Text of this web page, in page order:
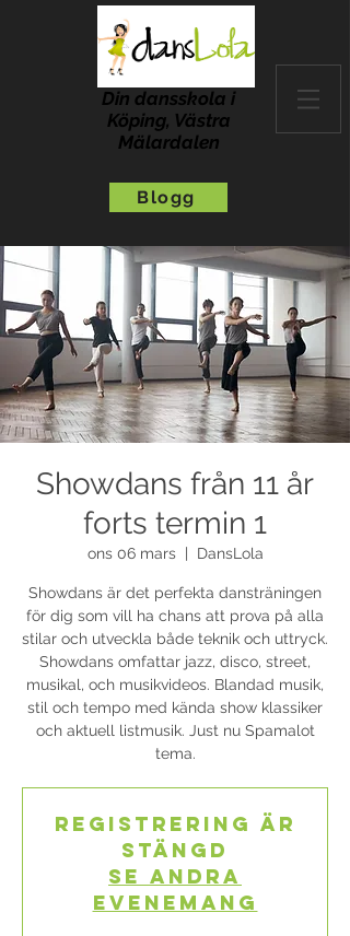
Din dansskola i
Köping, Västra
Mälardalen
Blogg
Showdans från 11 år
forts termin 1
ons 06 mars
  |
DansLola
Showdans är det perfekta dansträningen
för dig som vill ha chans att prova på alla
stilar och utveckla både teknik och uttryck.
Showdans omfattar jazz, disco, street,
musikal, och musikvideos. Blandad musik,
stil och tempo med kända show klassiker
och aktuell listmusik. Just nu Spamalot
tema.
Registrering är
stängd
Se andra
evenemang